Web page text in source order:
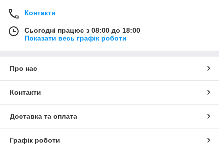
Контакти
Сьогодні працює з 08:00 до 18:00
Показати весь графік роботи
Про нас
Контакти
Доставка та оплата
Графік роботи